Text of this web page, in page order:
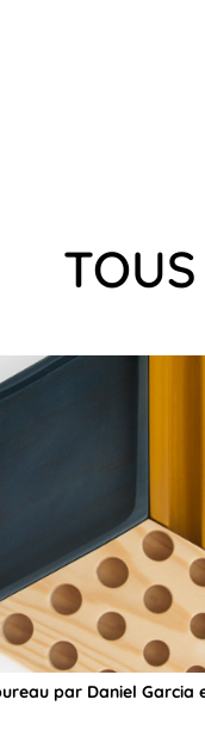
par Daniel Garcia